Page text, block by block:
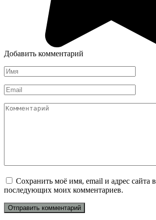
Добавить комментарий
Имя
*
Email
*
Комментарий
Сохранить моё имя, email и адрес сайта
последующих моих комментариев.